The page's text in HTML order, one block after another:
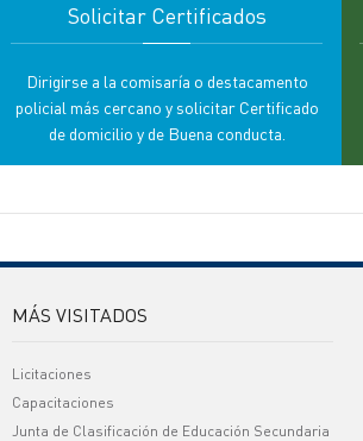
Solicitar Certificados
Dirigirse a la comisaría o destacamento
policial más cercano y solicitar Certificado
de domicilio y de Buena conducta.
MÁS VISITADOS
Licitaciones
Capacitaciones
Junta de Clasificación de Educación Secundaria